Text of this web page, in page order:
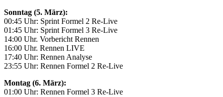
Sonntag (5. März):
00:45 Uhr: Sprint Formel 2 Re-Live
01:45 Uhr: Sprint Formel 3 Re-Live
14:00 Uhr. Vorbericht Rennen
16:00 Uhr. Rennen LIVE
17:40 Uhr: Rennen Analyse
23:55 Uhr: Rennen Formel 2 Re-Live
Montag (6. März):
01:00 Uhr: Rennen Formel 3 Re-Live